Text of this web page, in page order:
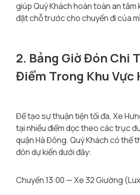
giúp Quý Khách hoàn toàn an tâm
đặt chỗ trước cho chuyến đi của
2. Bảng Giờ Đón Chi
Điểm Trong Khu Vực
Để tạo sự thuận tiện tối đa, Xe
tại nhiều điểm dọc theo các trục
quận Hà Đông. Quý Khách có thể
đón dự kiến dưới đây:
Chuyến 13:00 — Xe 32 Giường